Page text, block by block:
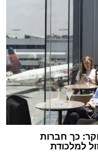
כך חברות
למלכודת